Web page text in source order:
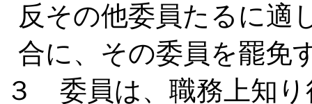
反その他委員たるに適
合に、その委員を罷免
３ 委員は、職務上知